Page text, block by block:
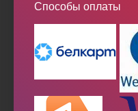
Способы оплаты